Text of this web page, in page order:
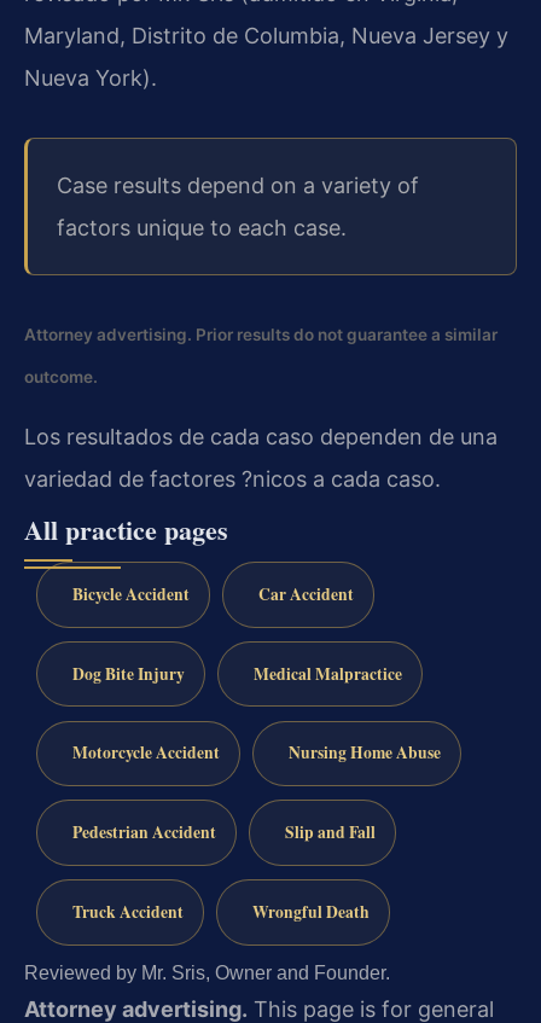
Maryland, Distrito de Columbia, Nueva Jersey y
Nueva York).
Case results depend on a variety of
factors unique to each case.
Attorney advertising. Prior results do not guarantee a similar
outcome.
Los resultados de cada caso dependen de una
variedad de factores ?nicos a cada caso.
All practice pages
Bicycle Accident Car Accident
Dog Bite Injury Medical Malpractice
Motorcycle Accident Nursing Home Abuse
Pedestrian Accident Slip and Fall
Truck Accident Wrongful Death
Reviewed by Mr. Sris, Owner and Founder.
Attorney advertising. This page is for general